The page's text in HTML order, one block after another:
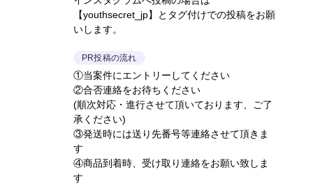
【youthsecret_jp】とタグ付けでの投稿をお願
いします。
PR投稿の流れ
①当案件にエントリーしてください
②合否連絡をお待ちください
(順次対応・進行させて頂いております、ご了
承ください)
③発送時には送り先番号等連絡させて頂きま
す
④商品到着時、受け取り連絡をお願い致しま
す